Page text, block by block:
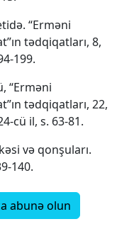
“Erməni
tədqiqatları, 8,
199.
“Erməni
tədqiqatları, 22,
cü il, s. 63-81.
və qonşuları.
140.
abunə olun